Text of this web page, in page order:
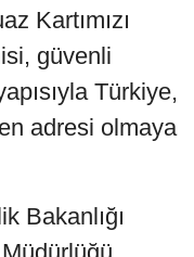
Kartımızı
güvenli
Türkiye,
adresi olmaya
Bakanlığı